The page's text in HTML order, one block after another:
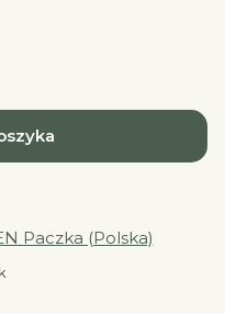
Paczka (Polska)